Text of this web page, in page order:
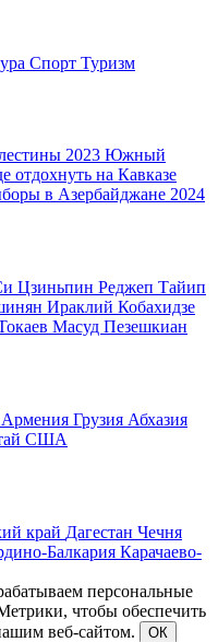
Спорт Туризм
2023 Южный
отдохнуть на Кавказе
в Азербайджане 2024
Цзиньпин Реджеп Тайип
Ираклий Кобахидзе
Масуд Пезешкиан
Армения Грузия Абхазия
США
край Дагестан Чечня
Балкария Карачаево-
персональные
чтобы обеспечить
веб-сайтом.
ОК